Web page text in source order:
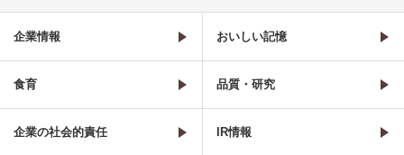
企業情報 おいしい記憶
食育 品質・研究
企業の社会的責任 IR情報